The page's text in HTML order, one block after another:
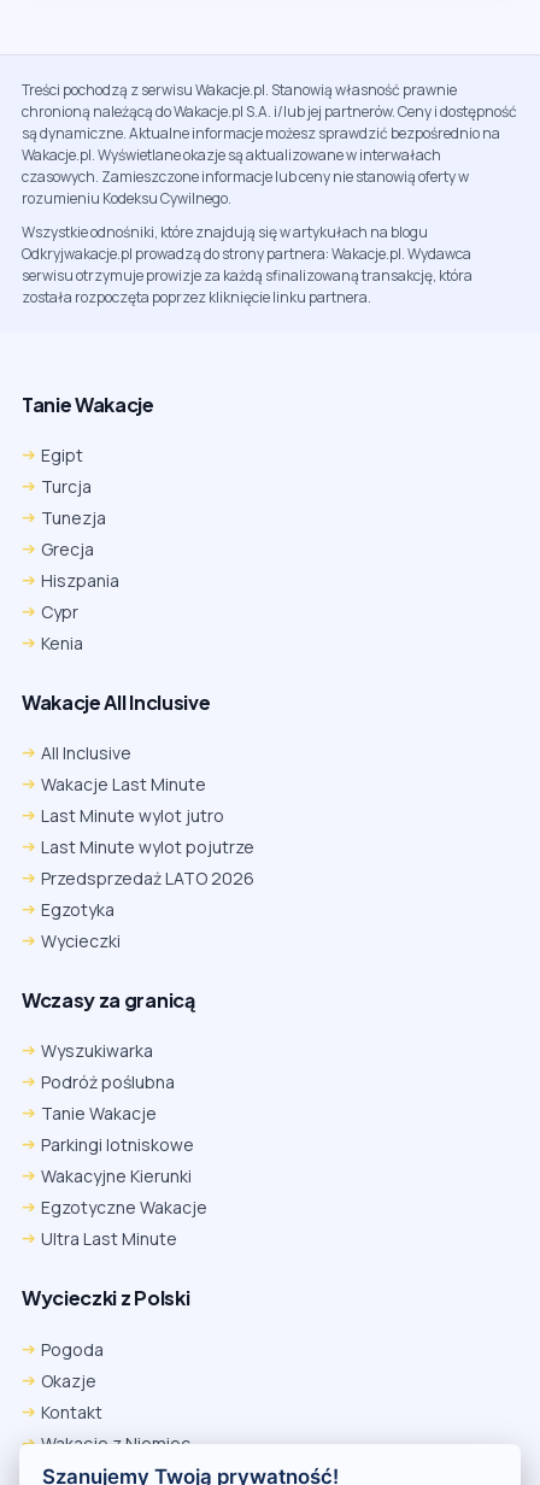
Treści pochodzą z serwisu Wakacje.pl. Stanowią własność prawnie
chronioną należącą do Wakacje.pl S.A. i/lub jej partnerów. Ceny i dostępność
są dynamiczne. Aktualne informacje możesz sprawdzić bezpośrednio na
Wakacje.pl. Wyświetlane okazje są aktualizowane w interwałach
czasowych. Zamieszczone informacje lub ceny nie stanowią oferty w
rozumieniu Kodeksu Cywilnego.
Wszystkie odnośniki, które znajdują się w artykułach na blogu
Odkryjwakacje.pl prowadzą do strony partnera: Wakacje.pl. Wydawca
serwisu otrzymuje prowizje za każdą sfinalizowaną transakcję, która
została rozpoczęta poprzez kliknięcie linku partnera.
Tanie Wakacje
Egipt
Turcja
Tunezja
Grecja
Hiszpania
Cypr
Kenia
Wakacje All Inclusive
All Inclusive
Wakacje Last Minute
Last Minute wylot jutro
Last Minute wylot pojutrze
Przedsprzedaż LATO 2026
Egzotyka
Wycieczki
Wczasy za granicą
Wyszukiwarka
Podróż poślubna
Tanie Wakacje
Parkingi lotniskowe
Wakacyjne Kierunki
Egzotyczne Wakacje
Ultra Last Minute
Wycieczki z Polski
Pogoda
Okazje
Kontakt
Wakacje z Niemiec
Polityka Prywatności
Firefox
Ustawienia → Prywatność i bezpieczeństwo → Pliki cookie innych
firm → ustaw „Zezwalaj”.
Na czas rezerwacji nie blokuj cookies i śledzenia dla tej witryny.
Szanujemy Twoją prywatność!